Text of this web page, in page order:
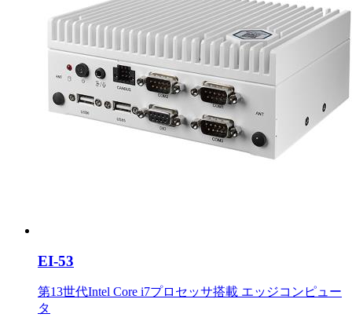
EI-53
第13世代Intel Core i7プロセッサ搭載 エッジコンピュー
タ